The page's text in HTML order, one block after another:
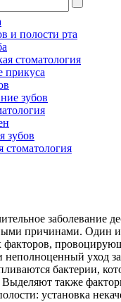
и полости рта
стоматология
прикуса
зубов
зубов
стоматология
заболевание
причинами. Один
факторов,
уход
бактерии,
Выделяют также
установка